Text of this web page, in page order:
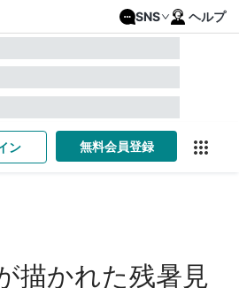
SNS ヘルプ
ン 無料会員登録
描かれた残暑見